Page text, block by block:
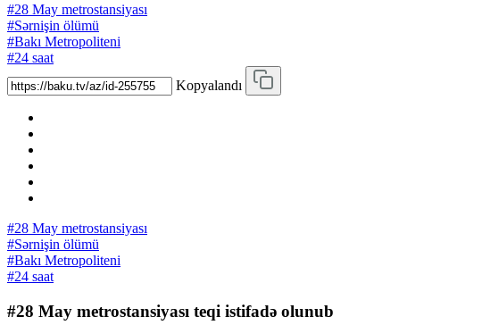
#28 May metrostansiyası
#Sərnişin ölümü
#Bakı Metropoliteni
#24 saat
Kopyalandı
#28 May metrostansiyası
#Sərnişin ölümü
#Bakı Metropoliteni
#24 saat
#28 May metrostansiyası teqi istifadə olunub